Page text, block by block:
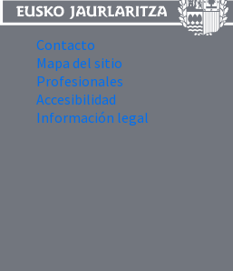
Contacto
Mapa del sitio
Profesionales
Accesibilidad
Información legal